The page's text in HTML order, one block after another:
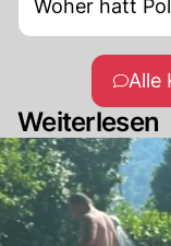
Woher hatt
Alle
Weiterlesen